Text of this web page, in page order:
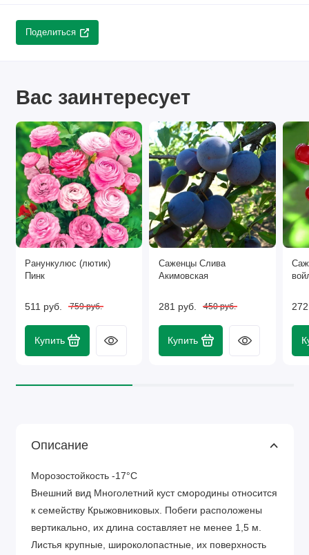
Поделиться
Вас заинтересует
Ранункулюс (лютик)
Пинк
511 руб. 759 руб.
Купить
Саженцы Слива
Акимовская
281 руб. 450 руб.
Купить
Описание
Морозостойкость -17°C
Внешний вид Многолетний куст смородины относится
к семейству Крыжовниковых. Побеги расположены
вертикально, их длина составляет не менее 1,5 м.
Листья крупные, широколопастные, их поверхность